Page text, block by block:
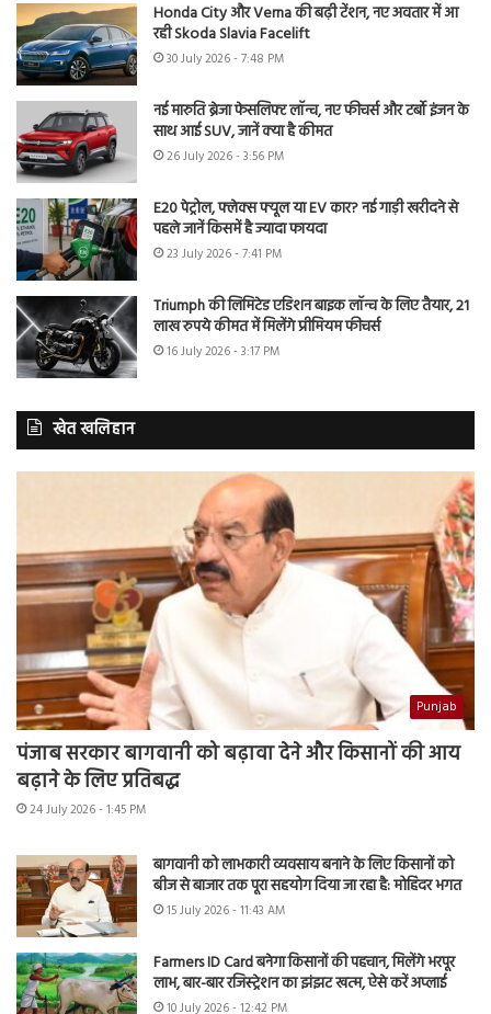
Honda City और Verna की बढ़ी टेंशन, नए अवतार में आ
रही Skoda Slavia Facelift
30 July 2026 - 7:48 PM
नई मारुति ब्रेजा फेसलिफ्ट लॉन्च, नए फीचर्स और टर्बो इंजन के
साथ आई SUV, जानें क्या है कीमत
26 July 2026 - 3:56 PM
E20 पेट्रोल, फ्लेक्स फ्यूल या EV कार? नई गाड़ी खरीदने से
पहले जानें किसमें है ज्यादा फायदा
23 July 2026 - 7:41 PM
Triumph की लिमिटेड एडिशन बाइक लॉन्च के लिए तैयार, 21
लाख रुपये कीमत में मिलेंगे प्रीमियम फीचर्स
16 July 2026 - 3:17 PM
खेत खलिहान
Punjab
पंजाब सरकार बागवानी को बढ़ावा देने और किसानों की आय
बढ़ाने के लिए प्रतिबद्ध
24 July 2026 - 1:45 PM
बागवानी को लाभकारी व्यवसाय बनाने के लिए किसानों को
बीज से बाजार तक पूरा सहयोग दिया जा रहा है: मोहिंदर भगत
15 July 2026 - 11:43 AM
Farmers ID Card बनेगा किसानों की पहचान, मिलेंगे भरपूर
लाभ, बार-बार रजिस्ट्रेशन का झंझट खत्म, ऐसे करें अप्लाई
10 July 2026 - 12:42 PM